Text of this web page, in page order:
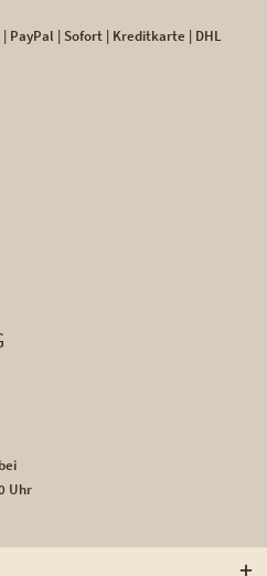
PayPal | Sofort | Kreditkarte | DHL
Uhr